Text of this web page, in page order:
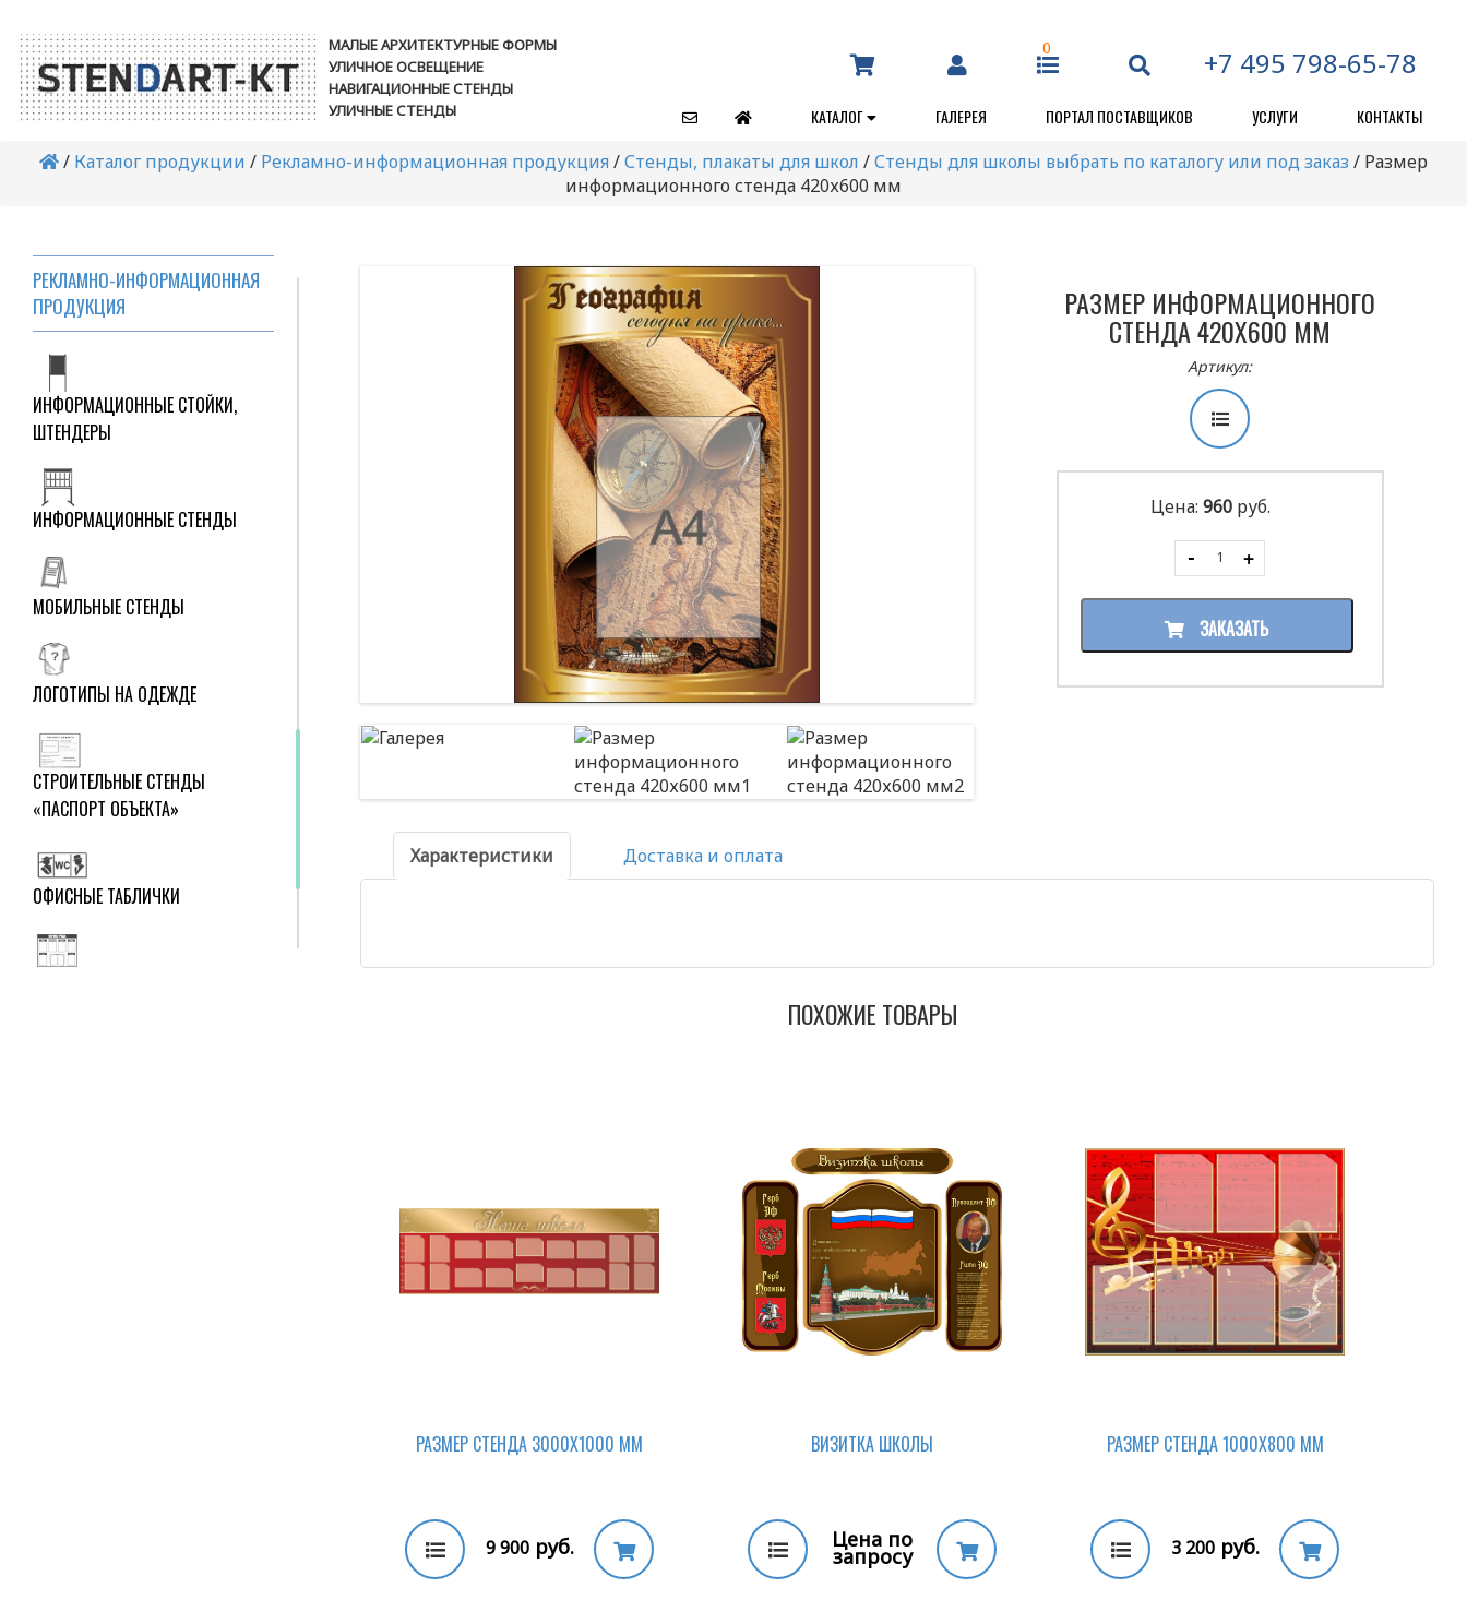
МАЛЫЕ АРХИТЕКТУРНЫЕ ФОРМЫ
УЛИЧНОЕ ОСВЕЩЕНИЕ
НАВИГАЦИОННЫЕ СТЕНДЫ
УЛИЧНЫЕ СТЕНДЫ
0 +7 495 798-65-78
КАТАЛОГ ГАЛЕРЕЯ ПОРТАЛ ПОСТАВЩИКОВ УСЛУГИ КОНТАКТЫ
/ Каталог продукции / Рекламно-информационная продукция/Стенды, плакаты для школ /Стенды для школы выбрать по каталогу или под заказ / Размер
информационного стенда 420х600 мм
ТАБЛИЧКИ ДЛЯ ПЛОЩАДОК
СТЕНДЫ С ДВЕРЦЕЙ
РЕКЛАМНО-ИНФОРМАЦИОННАЯ
ПРОДУКЦИЯ
ИНФОРМАЦИОННЫЕ СТОЙКИ,
ШТЕНДЕРЫ
ИНФОРМАЦИОННЫЕ СТЕНДЫ
МОБИЛЬНЫЕ СТЕНДЫ
ЛОГОТИПЫ НА ОДЕЖДЕ
СТРОИТЕЛЬНЫЕ СТЕНДЫ
«ПАСПОРТ ОБЪЕКТА»
ОФИСНЫЕ ТАБЛИЧКИ
РАЗМЕР ИНФОРМАЦИОННОГО
СТЕНДА 420Х600 ММ
Артикул:
Цена: 960 руб.
ЗАКАЗАТЬ
Характеристики Доставка и оплата
ПОХОЖИЕ ТОВАРЫ
РАЗМЕР СТЕНДА 3000Х1000 ММ
9 900руб.
ВИЗИТКА ШКОЛЫ
Цена по
запросу
РАЗМЕР СТЕНДА 1000Х800 ММ
3 200руб.